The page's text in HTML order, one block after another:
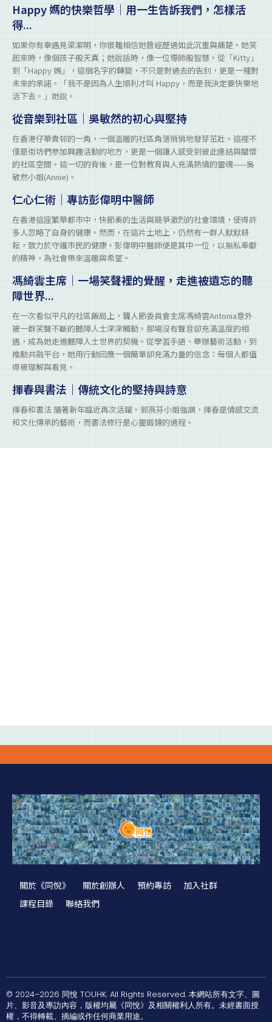
Happy 媽的快樂哲學｜用一生告訴我們，怎樣活
得...
如果你有幸遇見梁潔明，你很難相信她曾經歷過如此沉重與痛楚。她笑
起來時，像個孩子般天真；她說話時，像一位導師般智慧。從「Kitty」
到「Happy 媽」，這個名字的轉變，不只是對過去的告別，更是一種對
未來的承諾。「我不是因為人生順利才叫 Happy，而是我決定要快樂地
活下去。」她說。
從音樂到社區｜吳敏然的初心與堅持
在香港仔華貴邨的一角，一個溫暖的社區角落悄悄地發芽茁壯。這裡不
僅是街坊們參加興趣活動的地方，更是一個讓人感受到彼此連結與關懷
的社區空間。這一切的背後，是一位對教育與人充滿熱情的靈魂——吳
敏然小姐(Annie)。
仁心仁術｜專訪彭偉明中醫師
在香港這座繁華都市中，快節奏的生活與競爭激烈的社會環境，使得許
多人忽略了自身的健康。然而，在這片土地上，仍然有一群人默默耕
耘，致力於守護市民的健康。彭偉明中醫師便是其中一位，以無私奉獻
的精神，為社會帶來溫暖與希望。
馮綺雲主席｜一場笑聲裡的覺醒，走進被遺忘的聽
障世界...
在一次看似平凡的社區飯局上，聾人節委員會主席馮綺雲Antonia意外
被一群笑聲不斷的聽障人士深深觸動。那場沒有聲音卻充滿溫度的相
遇，成為她走進聽障人士世界的契機。從學習手語、舉辦藝術活動，到
推動共融平台，她用行動回應一個簡單卻充滿力量的信念：每個人都值
得被理解與看見。
揮春與書法｜傳統文化的堅持與詩意
揮春和書法 隨著新年臨近再次活躍。郭燕芬小姐強調，揮春是情感交流
和文化傳承的藝術，而書法修行是心靈鍛鍊的過程。
關於《同悅》 關於創辦人 預約專訪
加入社群
課程目錄
聯絡我們
© 2024–2026 同悅 TOUHK. All Rights Reserved. 本網站所有文字、圖
片、影音及專訪內容，版權均屬《同悅》及相關權利人所有。未經書面授
權，不得轉載、摘編或作任何商業用途。